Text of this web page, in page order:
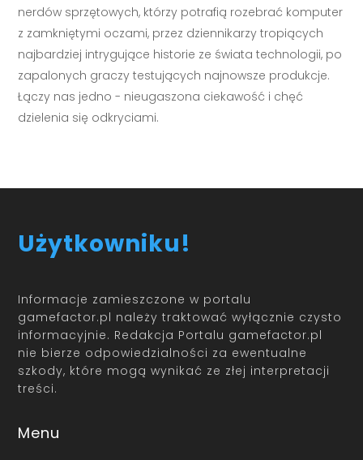
nerdów sprzętowych, którzy potrafią rozebrać komputer
z zamkniętymi oczami, przez dziennikarzy tropiących
najbardziej intrygujące historie ze świata technologii, po
zapalonych graczy testujących najnowsze produkcje.
Łączy nas jedno - nieugaszona ciekawość i chęć
dzielenia się odkryciami.
Użytkowniku!
Informacje zamieszczone w portalu
gamefactor.pl należy traktować wyłącznie czysto
informacyjnie. Redakcja Portalu gamefactor.pl
nie bierze odpowiedzialności za ewentualne
szkody, które mogą wynikać ze złej interpretacji
treści.
Menu